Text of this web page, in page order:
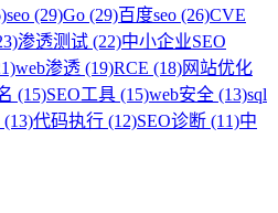
seo (29)Go (29)百度seo (26)CVE
渗透测试 (22)中小企业SEO
web渗透 (19)RCE (18)网站优化
(15)SEO工具 (15)web安全 (13)sql
代码执行 (12)SEO诊断 (11)中